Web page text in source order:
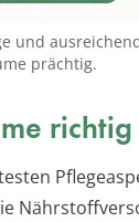
und
prächtig.